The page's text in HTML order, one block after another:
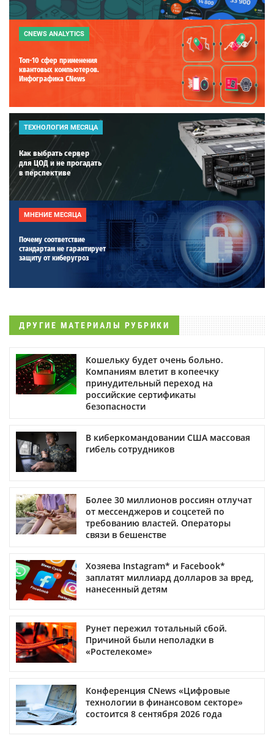
CNEWS ANALYTICS
Топ-10 сфер применения
квантовых компьютеров.
Инфографика CNews
ТЕХНОЛОГИЯ МЕСЯЦА
Как выбрать сервер
для ЦОД и не прогадать
в перспективе
МНЕНИЕ МЕСЯЦА
Почему соответствие
стандартам не гарантирует
защиту от киберугроз
ДРУГИЕ МАТЕРИАЛЫ РУБРИКИ
Кошельку будет очень больно.
Компаниям влетит в копеечку
принудительный переход на
российские сертификаты
безопасности
В киберкомандовании США массовая
гибель сотрудников
Более 30 миллионов россиян отлучат
от мессенджеров и соцсетей по
требованию властей. Операторы
связи в бешенстве
Хозяева Instagram* и Facebook*
заплатят миллиард долларов за вред,
нанесенный детям
Рунет пережил тотальный сбой.
Причиной были неполадки в
«Ростелекоме»
Конференция CNews «Цифровые
технологии в финансовом секторе»
состоится 8 сентября 2026 года